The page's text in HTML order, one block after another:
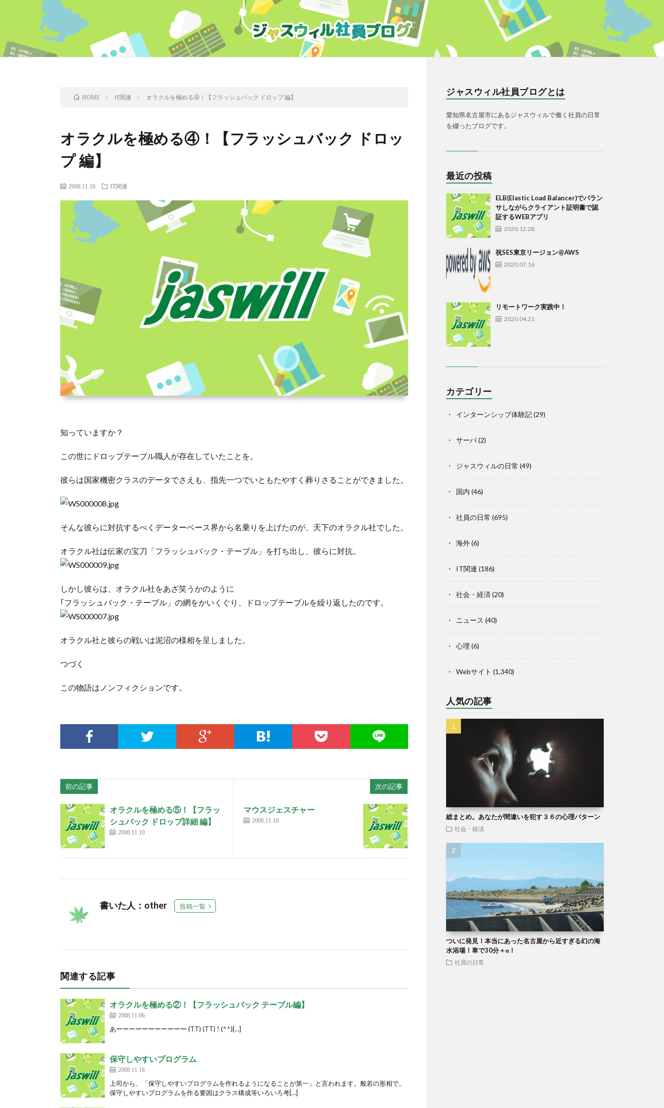
HOME IT関連 オラクルを極める④！【フラッシュバック ドロップ 編】
オラクルを極める④！【フラッシュバック ドロッ
プ 編】
2008.11.10 IT関連
知っていますか？
この世にドロップテーブル職人が存在していたことを。
彼らは国家機密クラスのデータでさえも、指先一つでいともたやすく葬りさることができました。
そんな彼らに対抗するべくデーターベース界から名乗りを上げたのが、天下のオラクル社でした。
オラクル社は伝家の宝刀「フラッシュバック・テーブル」を打ち出し、彼らに対抗。
しかし彼らは、オラクル社をあざ笑うかのように
｢フラッシュバック・テーブル」の網をかいくぐり、ドロップテーブルを繰り返したのです。
オラクル社と彼らの戦いは泥沼の様相を呈しました。
つづく
この物語はノンフィクションです。
前の記事
オラクルを極める⑤！【フラッ
シュバック ドロップ詳細 編】
2008.11.10
次の記事
マウスジェスチャー
2008.11.10
書いた人：other 投稿一覧
関連する記事
オラクルを極める②！【フラッシュバック テーブル編】
2008.11.06
あーーーーーーーーーーー (TT) (TT) ! (^^)[…]
保守しやすいプログラム
2008.11.18
上司から、「保守しやすいプログラムを作れるようになることが第一」と言われます。般若の形相で。
保守しやすいプログラムを作る要因はクラス構成等いろいろ考[…]
ジャスウィル社員ブログとは
愛知県名古屋市にあるジャスウィルで働く社員の日常
を綴ったブログです。
最近の投稿
ELB(Elastic Load Balancer)でバラン
サしながらクライアント証明書で認
証するWEBアプリ
2020.12.28
祝SES東京リージョン@AWS
2020.07.16
リモートワーク実践中！
2020.04.21
カテゴリー
インターンシップ体験記(29)
サーバ(2)
ジャスウィルの日常 (49)
国内 (46)
社員の日常 (695)
海外(6)
IT関連 (186)
社会・経済(20)
ニュース (40)
心理 (6)
Webサイト (1,340)
人気の記事
総まとめ。あなたが間違いを犯す３６の心理パターン
社会・経済
ついに発見！本当にあった名古屋から近すぎる幻の海
水浴場！車で30分＋α！
社員の日常